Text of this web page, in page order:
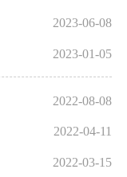
2023-06-08
2023-01-05
2022-08-08
2022-04-11
2022-03-15